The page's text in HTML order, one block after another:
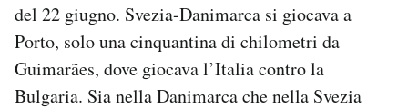
del 22 giugno. Svezia-Danimarca si giocava a
Porto, solo una cinquantina di chilometri da
Guimarães, dove giocava l’Italia contro la
Bulgaria. Sia nella Danimarca che nella Svezia